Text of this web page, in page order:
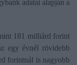
adatai alapján a
181 milliárd forint
egy évnél rövidebb
forintnál is nagyobb